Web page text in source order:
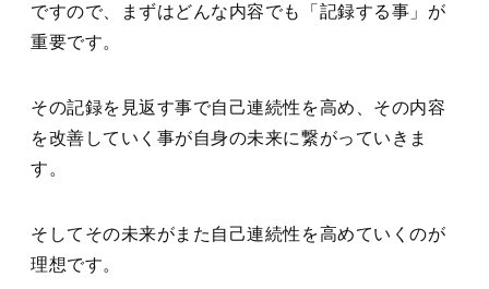
ですので、まずはどんな内容でも「記録する事」が
重要です。
その記録を見返す事で自己連続性を高め、その内容
を改善していく事が自身の未来に繋がっていきま
す。
そしてその未来がまた自己連続性を高めていくのが
理想です。